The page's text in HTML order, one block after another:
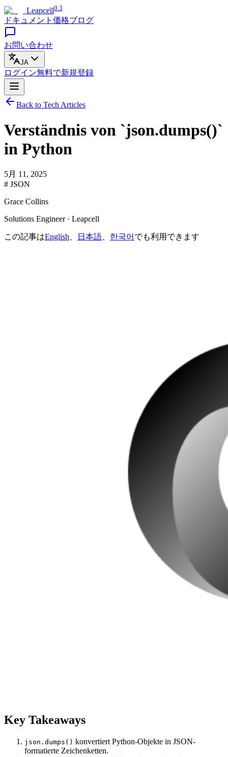
Leapcell0.3
ドキュメント 価格ブログ
お問い合わせ
JA
ログイン無料で新規登録
Back to Tech Articles
Verständnis von `json.dumps()`
in Python
5月 11, 2025
# JSON
Grace Collins
Solutions Engineer · Leapcell
この記事はEnglish 日本語 한국어 でも利用できます
Key Takeaways
json.dumps() konvertiert Python-Objekte in JSON-
formatierte Zeichenketten.